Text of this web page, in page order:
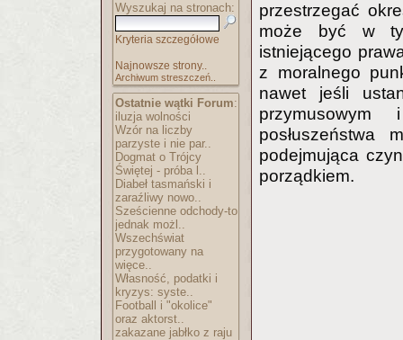
Wyszukaj na stronach:
Kryteria szczegółowe
Najnowsze strony..
Archiwum streszczeń..
Ostatnie wątki Forum:
iluzja wolności
Wzór na liczby
parzyste i nie par..
Dogmat o Trójcy
Świętej - próba l..
Diabeł tasmański i
zaraźliwy nowo..
Sześcienne odchody-to
jednak możl..
Wszechświat
przygotowany na
więce..
Własność, podatki i
kryzys: syste..
Football i "okolice"
oraz aktorst..
zakazane jabłko z raju
przestrzegać
może być w
istniejącego
z moralnego
nawet jeśli
posłuszeństwa
podejmująca
porządkiem.